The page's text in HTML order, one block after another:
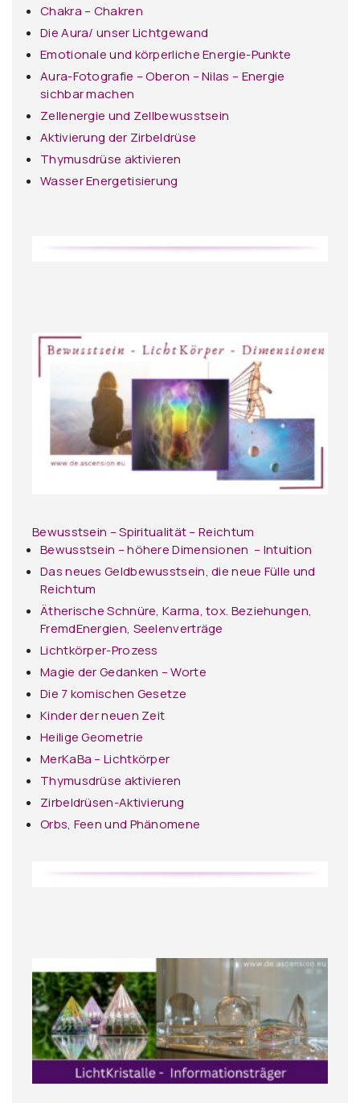
Chakra – Chakren
Die Aura/ unser Lichtgewand
Emotionale und körperliche Energie-Punkte
Aura-Fotografie – Oberon – Nilas – Energie
sichbar machen
Zellenergie und Zellbewusstsein
Aktivierung der Zirbeldrüse
Thymusdrüse aktivieren
Wasser Energetisierung
Bewusstsein – Spiritualität – Reichtum
Bewusstsein – höhere Dimensionen – Intuition
Das neues Geldbewusstsein, die neue Fülle und
Reichtum
Ätherische Schnüre, Karma, tox. Beziehungen,
FremdEnergien, Seelenverträge
Lichtkörper-Prozess
Magie der Gedanken – Worte
Die 7 komischen Gesetze
Kinder der neuen Zeit
Heilige Geometrie
MerKaBa – Lichtkörper
Thymusdrüse aktivieren
Zirbeldrüsen-Aktivierung
Orbs, Feen und Phänomene